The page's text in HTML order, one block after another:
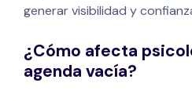
generar visibilidad y
¿Cómo afecta
agenda vacía?